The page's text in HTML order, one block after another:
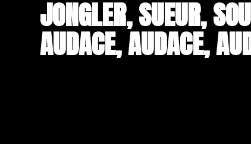
JONGLER, SUEUR,
AUDACE, AUDACE,